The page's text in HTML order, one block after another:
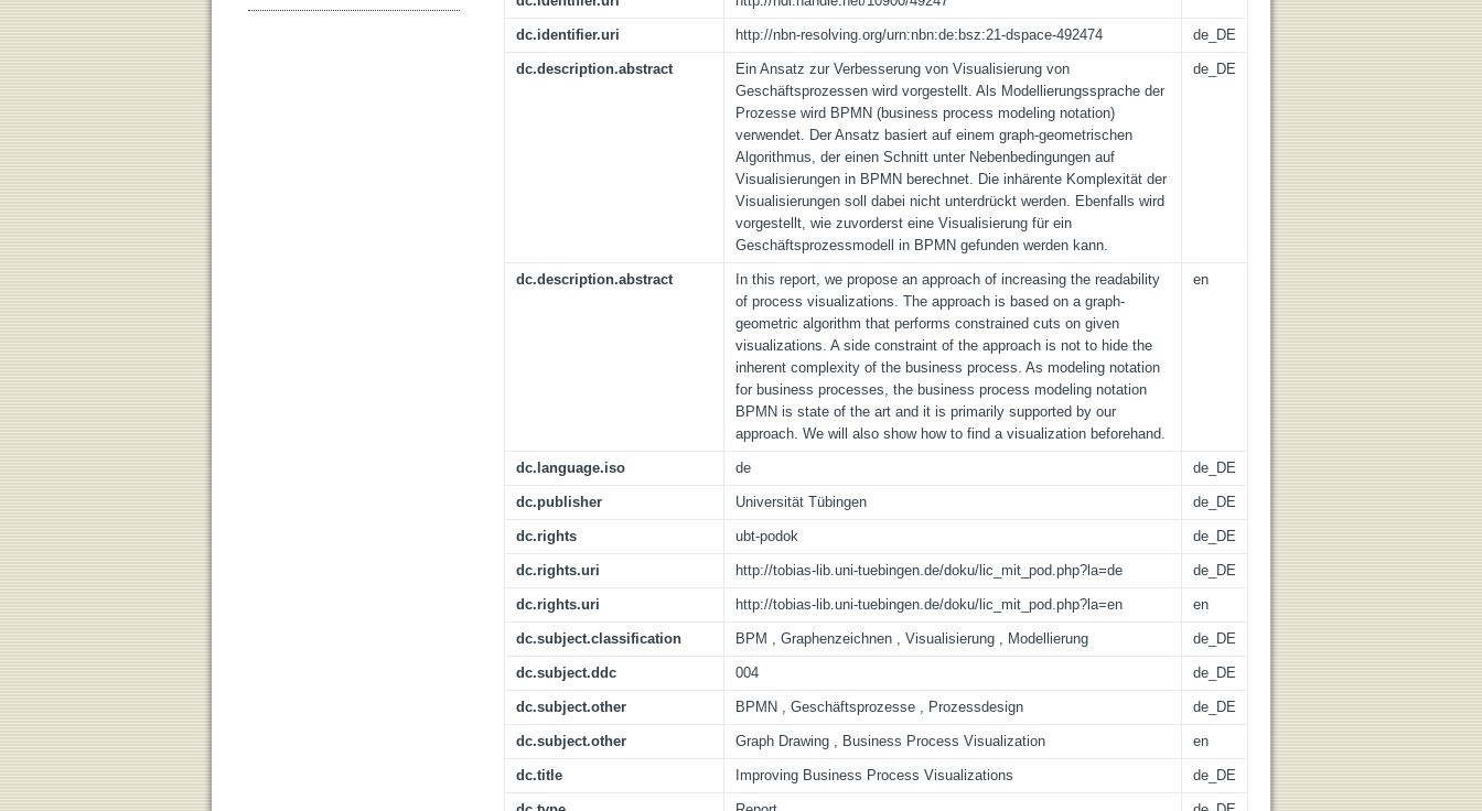
dc.identifier.uri http://nbn-resolving.org/urn:nbn:de:bsz:21-dspace-492474 de_DE
dc.description.abstract
Ein Ansatz zur Verbesserung von Visualisierung von
Geschäftsprozessen wird vorgestellt. Als Modellierungssprache der
Prozesse wird BPMN (business process modeling notation)
verwendet. Der Ansatz basiert auf einem graph-geometrischen
Algorithmus, der einen Schnitt unter Nebenbedingungen auf
Visualisierungen in BPMN berechnet. Die inhärente Komplexität der
Visualisierungen soll dabei nicht unterdrückt werden. Ebenfalls wird
vorgestellt, wie zuvorderst eine Visualisierung für ein
Geschäftsprozessmodell in BPMN gefunden werden kann.
de_DE
dc.description.abstract
In this report, we propose an approach of increasing the readability
of process visualizations. The approach is based on a graph-
geometric algorithm that performs constrained cuts on given
visualizations. A side constraint of the approach is not to hide the
inherent complexity of the business process. As modeling notation
for business processes, the business process modeling notation
BPMN is state of the art and it is primarily supported by our
approach. We will also show how to find a visualization beforehand.
en
dc.language.iso de de_DE
dc.publisher Universität Tübingen de_DE
dc.rights ubt-podok de_DE
dc.rights.uri http://tobias-lib.uni-tuebingen.de/doku/lic_mit_pod.php?la=de de_DE
dc.rights.uri http://tobias-lib.uni-tuebingen.de/doku/lic_mit_pod.php?la=en en
dc.subject.classification BPM , Graphenzeichnen , Visualisierung , Modellierung de_DE
dc.subject.ddc 004 de_DE
dc.subject.other BPMN , Geschäftsprozesse , Prozessdesign de_DE
dc.subject.other Graph Drawing , Business Process Visualization en
dc.title Improving Business Process Visualizations de_DE